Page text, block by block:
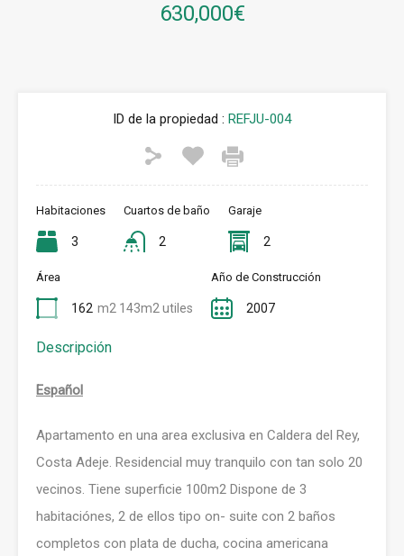
630,000€
ID de la propiedad : REFJU-004
Habitaciones
3
Cuartos de baño
2
Garaje
2
Área
162 m2 143m2 utiles
Año de Construcción
2007
Descripción
Español
Apartamento en una area exclusiva en Caldera del Rey,
Costa Adeje. Residencial muy tranquilo con tan solo 20
vecinos. Tiene superficie 100m2 Dispone de 3
habitaciónes, 2 de ellos tipo on- suite con 2 baños
completos con plata de ducha, cocina americana